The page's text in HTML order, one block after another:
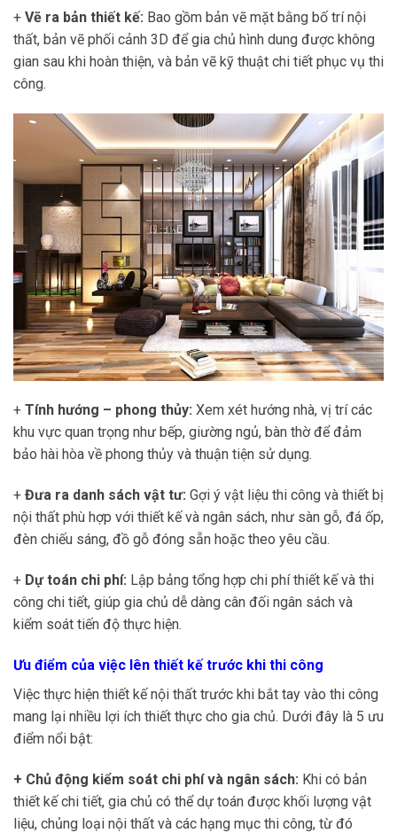
+ Vẽ ra bản thiết kế: Bao gồm bản vẽ mặt bằng bố trí nội
thất, bản vẽ phối cảnh 3D để gia chủ hình dung được không
gian sau khi hoàn thiện, và bản vẽ kỹ thuật chi tiết phục vụ thi
công.
+ Tính hướng – phong thủy: Xem xét hướng nhà, vị trí các
khu vực quan trọng như bếp, giường ngủ, bàn thờ để đảm
bảo hài hòa về phong thủy và thuận tiện sử dụng.
+ Đưa ra danh sách vật tư: Gợi ý vật liệu thi công và thiết bị
nội thất phù hợp với thiết kế và ngân sách, như sàn gỗ, đá ốp,
đèn chiếu sáng, đồ gỗ đóng sẵn hoặc theo yêu cầu.
+ Dự toán chi phí: Lập bảng tổng hợp chi phí thiết kế và thi
công chi tiết, giúp gia chủ dễ dàng cân đối ngân sách và
kiểm soát tiến độ thực hiện.
Ưu điểm của việc lên thiết kế trước khi thi công
Việc thực hiện thiết kế nội thất trước khi bắt tay vào thi công
mang lại nhiều lợi ích thiết thực cho gia chủ. Dưới đây là 5 ưu
điểm nổi bật:
+ Chủ động kiểm soát chi phí và ngân sách: Khi có bản
thiết kế chi tiết, gia chủ có thể dự toán được khối lượng vật
liệu, chủng loại nội thất và các hạng mục thi công, từ đó